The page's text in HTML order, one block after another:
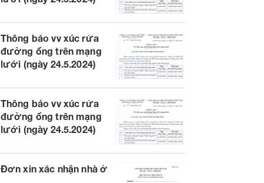
Thông báo vv xúc rửa
đường ống trên mạng
lưới (ngày 24.5.2024)
Thông báo vv xúc rửa
đường ống trên mạng
lưới (ngày 24.5.2024)
Đơn xin xác nhận nhà ở